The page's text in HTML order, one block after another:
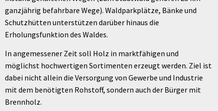
ganzjährig befahrbare Wege). Waldparkplätze, Bänke und
Schutzhütten unterstützen darüber hinaus die
Erholungsfunktion des Waldes.
In angemessener Zeit soll Holz in marktfähigen und
möglichst hochwertigen Sortimenten erzeugt werden. Ziel ist
dabei nicht allein die Versorgung von Gewerbe und Industrie
mit dem benötigten Rohstoff, sondern auch der Bürger mit
Brennholz.